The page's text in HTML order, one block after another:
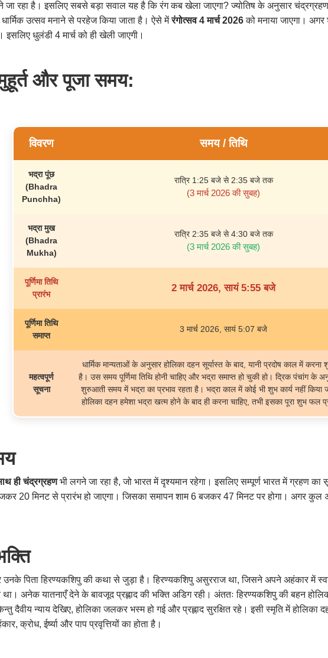
जा रहा है। इसलिए सबसे बड़ा सवाल यह है कि रंग कब खेला जाएगा? ज्योतिष के अनुसार
उत्सव मनाने से परहेज किया जाता है। ऐसे मेंरंगोत्सव 4 मार्च 2026को मनाया जाएगा।
धुलंडी 4 मार्च को ही खेली जाएगी।
और पूजा समय:
विवरण समय / तिथि
भद्रा पूंछ
(Bhadra
Punchha)
रात्रि 1:25 बजे से 2:35 बजे तक
(3 मार्च 2026 की सुबह)
भद्रा मुख
(Bhadra
Mukha)
रात्रि 2:35 बजे से 4:30 बजे तक
(3 मार्च 2026 की सुबह)
पूर्णिमा तिथि
प्रारंभ
2 मार्च 2026, सायं 5:55 बजे
पूर्णिमा तिथि
समाप्त
3 मार्च 2026, सायं 5:07 बजे
महत्वपूर्ण
सूचना
धार्मिक मान्यताओं के अनुसार होलिका दहन सूर्यास्त के बाद, यानी प्रदोष काल में करना
है। उस समय पूर्णिमा तिथि होनी चाहिए और भद्रा समाप्त हो चुकी हो। द्रिक पंचांग के
शुरुआती समय में भद्रा का प्रभाव रहता है। भद्रा काल में कोई भी शुभ कार्य नहीं किया
होलिका दहन हमेशा भद्रा खत्म होने के बाद ही करना चाहिए, तभी इसका पूरा शुभ फल
ही चंद्रग्रहणभी लगने जा रहा है, जो भारत में दृश्यमान रहेगा। इसलिए सम्पूर्ण भारत में ग्रहण
20 मिनट से प्रारंभ हो जाएगा। जिसका समापन शाम 6 बजकर 47 मिनट पर होगा। अगर कुल
उनके पिता हिरण्यकशिपु की कथा से जुड़ा है। हिरण्यकशिपु असुरराज था, जिसने अपने अहंकार में
था। अनेक यातनाएँ देने के बावजूद प्रह्लाद की भक्ति अडिग रही। अंततः हिरण्यकशिपु की बहन
दैवीय न्याय देखिए, होलिका जलकर भस्म हो गई और प्रह्लाद सुरक्षित रहे। इसी स्मृति में
क्रोध, ईर्ष्या और पाप प्रवृत्तियों का होता है।